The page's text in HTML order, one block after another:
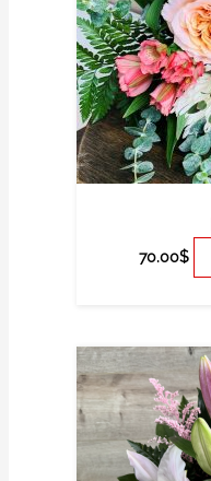
70.00$